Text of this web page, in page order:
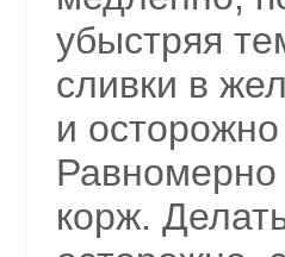
убыстряя
сливки в
и
корж.